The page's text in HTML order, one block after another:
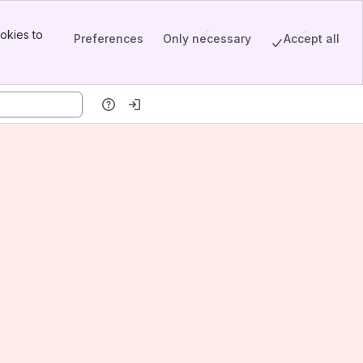
to
Preferences Only necessary Accept all